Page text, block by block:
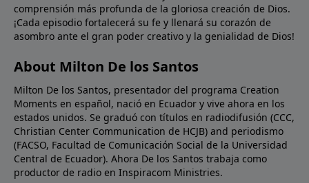
palabras de Jesús a Nicodemo, si la Biblia nos habla
de cosas terrenales y no las creemos, ¿cómo
podremos creer en la Biblia cuando nos habla de las
cosas celestiales?Oración: Señor, creemos; ayuda
nuestra incredulidad. Llénanos de un nuevo aprecio
por Tu Palabra para que podamos ser instruidos por
Ti en toda verdad. En Nombre de Cristo Jesús.
Amén.Imagen: Isaac Newton's experiment on light.
comprensión más profunda de la gloriosa creación de Dios.
¡Cada episodio fortalecerá su fe y llenará su corazón de
asombro ante el gran poder creativo y la genialidad de Dios!
About Milton De los Santos
Milton De los Santos, presentador del programa Creation
Moments en español, nació en Ecuador y vive ahora en los
estados unidos. Se graduó con títulos en radiodifusión (CCC,
Christian Center Communication de HCJB) and periodismo
(FACSO, Facultad de Comunicación Social de la Universidad
Central de Ecuador). Ahora De los Santos trabaja como
productor de radio en Inspiracom Ministries.